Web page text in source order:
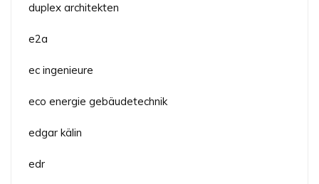
duplex architekten
e2a
ec ingenieure
eco energie gebäudetechnik
edgar kälin
edr